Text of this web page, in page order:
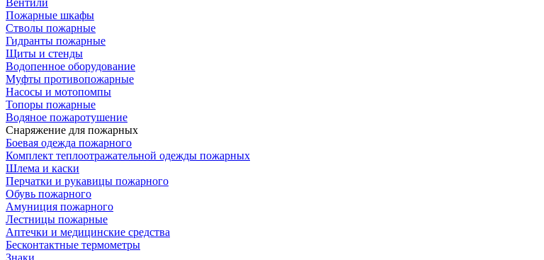
Вентили
Пожарные шкафы
Стволы пожарные
Гидранты пожарные
Щиты и стенды
Водопенное оборудование
Муфты противопожарные
Насосы и мотопомпы
Топоры пожарные
Водяное пожаротушение
Снаряжение для пожарных
Боевая одежда пожарного
Комплект теплоотражательной одежды пожарных
Шлема и каски
Перчатки и рукавицы пожарного
Обувь пожарного
Амуниция пожарного
Лестницы пожарные
Аптечки и медицинские средства
Бесконтактные термометры
Знаки